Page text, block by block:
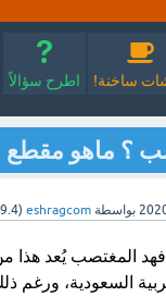
ساخنة! اطرح سؤالاً
؟ ماهو مقطع
بواسطة eshragcom
(
فهد المغتصب يُعد هذا
السعودية، ورغم